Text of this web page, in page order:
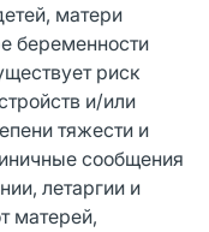
матери
беременности
риск
и/или
тяжести и
сообщения
летаргии и
матерей,